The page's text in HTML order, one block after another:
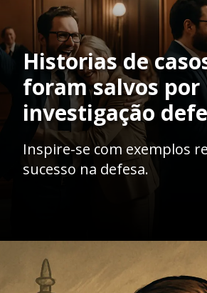
Historias de
foram salvos por
investigação
Inspire-se com exemplos
sucesso na defesa.
Opening